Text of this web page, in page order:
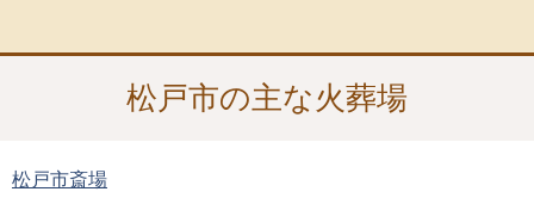
松戸市の主な火葬場
松戸市斎場